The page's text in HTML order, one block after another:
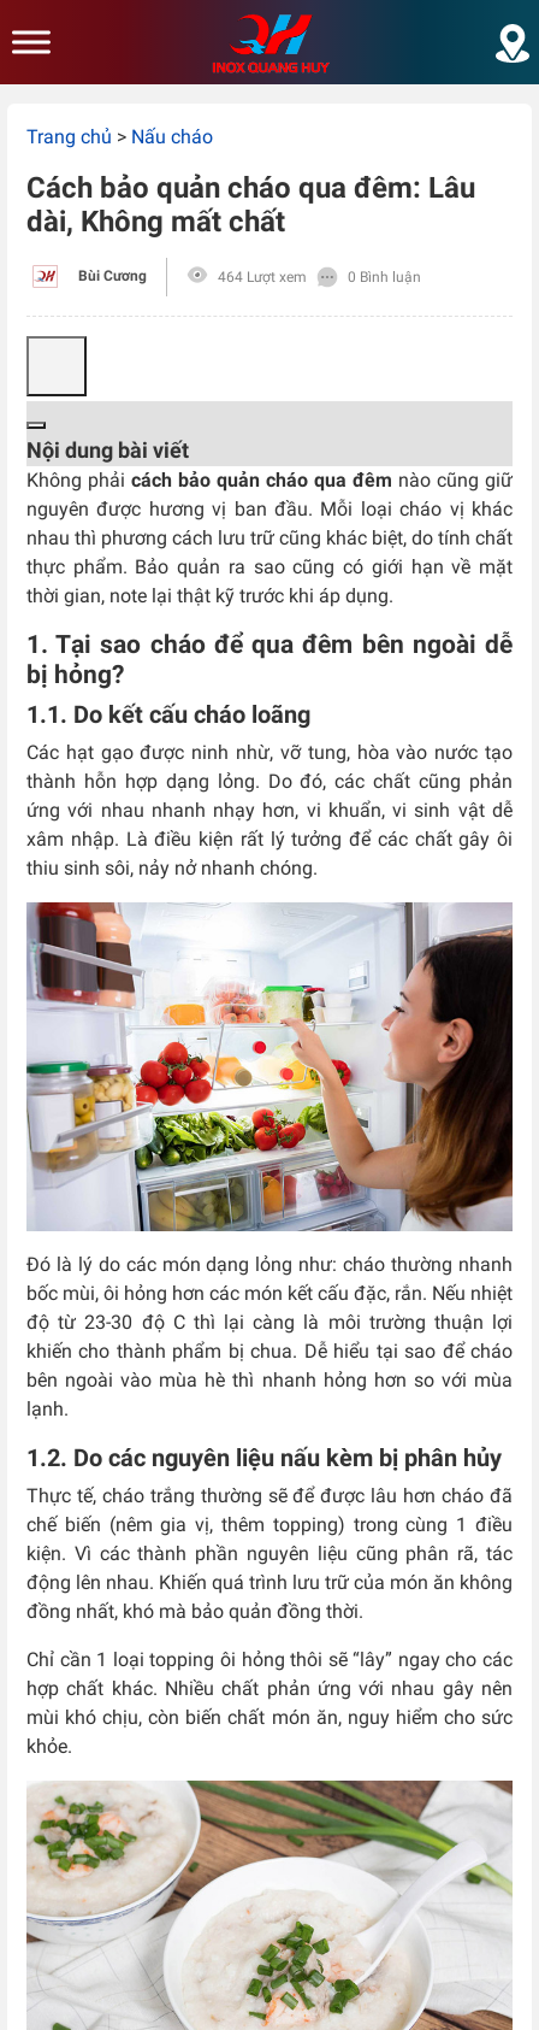
Trang chủ > Nấu cháo
Cách bảo quản cháo qua đêm: Lâu
dài, Không mất chất
Bùi Cương 464 Lượt xem 0 Bình luận
Nội dung bài viết
Không phải cách bảo quản cháo qua đêm nào cũng giữ
nguyên được hương vị ban đầu. Mỗi loại cháo vị khác
nhau thì phương cách lưu trữ cũng khác biệt, do tính chất
thực phẩm. Bảo quản ra sao cũng có giới hạn về mặt
thời gian, note lại thật kỹ trước khi áp dụng.
1. Tại sao cháo để qua đêm bên ngoài dễ
bị hỏng?
1.1. Do kết cấu cháo loãng
Các hạt gạo được ninh nhừ, vỡ tung, hòa vào nước tạo
thành hỗn hợp dạng lỏng. Do đó, các chất cũng phản
ứng với nhau nhanh nhạy hơn, vi khuẩn, vi sinh vật dễ
xâm nhập. Là điều kiện rất lý tưởng để các chất gây ôi
thiu sinh sôi, nảy nở nhanh chóng.
Đó là lý do các món dạng lỏng như: cháo thường nhanh
bốc mùi, ôi hỏng hơn các món kết cấu đặc, rắn. Nếu nhiệt
độ từ 23-30 độ C thì lại càng là môi trường thuận lợi
khiến cho thành phẩm bị chua. Dễ hiểu tại sao để cháo
bên ngoài vào mùa hè thì nhanh hỏng hơn so với mùa
lạnh.
1.2. Do các nguyên liệu nấu kèm bị phân hủy
Thực tế, cháo trắng thường sẽ để được lâu hơn cháo đã
chế biến (nêm gia vị, thêm topping) trong cùng 1 điều
kiện. Vì các thành phần nguyên liệu cũng phân rã, tác
động lên nhau. Khiến quá trình lưu trữ của món ăn không
đồng nhất, khó mà bảo quản đồng thời.
Chỉ cần 1 loại topping ôi hỏng thôi sẽ “lây” ngay cho các
hợp chất khác. Nhiều chất phản ứng với nhau gây nên
mùi khó chịu, còn biến chất món ăn, nguy hiểm cho sức
khỏe.